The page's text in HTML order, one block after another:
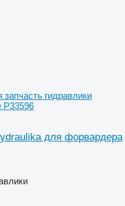
запчасть гидравлики
P33596
для форвардера